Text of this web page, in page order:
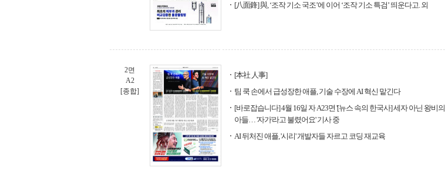
[八面鋒] 與, ‘조작 기소 국조’에 이어 ‘조작 기소 특검’ 띄운다고. 외
2면
A2
[종합]
[本社 人事]
팀 쿡 손에서 급성장한 애플, 기술 수장에 AI 혁신 맡긴다
[바로잡습니다] 4월 16일 자 A23면 '[뉴스 속의 한국사] 세자 아닌 왕비의
아들… '자가'라고 불렸어요' 기사 중
AI 뒤처진 애플, '시리' 개발자들 자르고 코딩 재교육